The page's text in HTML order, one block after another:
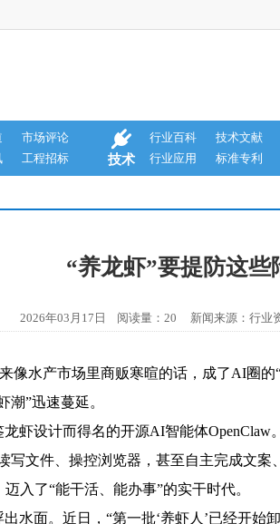
市场评论
工程招标 技术
行业百科
技术文献
行业应用
标准专利
“养龙虾”要提防这些
2026年03月17日 阅读量：20 新闻来源：行业
像水产市场里商贩寒暄的话，成了AI圈
”迅速蔓延。
虾设计而得名的开源AI智能体
写文件、操控浏览器，甚至自主完成文
入了“能干活、能办事”的实干时代。
水面。近日，“第一批‘养虾人’已经开